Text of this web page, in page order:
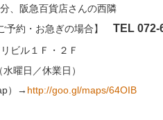
、阪急百貨店さんの西隣
予約・お急ぎの場合】 TEL 072-
ビル１Ｆ・２Ｆ
曜日／休業日）
）→ http://goo.gl/maps/64OIB